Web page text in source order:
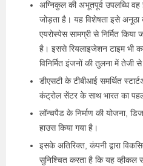
अग्निकुल की अभूतपूर्व उपलब्धि
जोड़ता है। यह विशेषता इसे अनूठा
एयरोस्पेस सामग्री से निर्मित
है। इससे रियलाइजेशन टाइम भी
विनिर्मित इंजनों की तुलना में तेजी से
डीएसटी के टीबीआई समर्थित
कंट्रोल सेंटर के साथ भारत का
लॉन्चपैड के निर्माण की योजना,
हाउस किया गया है।
इसके अतिरिक्त, कंपनी द्वारा
सुनिश्चित करता है कि यह व्हीकल